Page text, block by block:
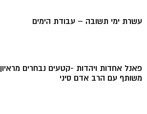
עשרת ימי תשובה – עבודת הימים
פאנל אחדות ויהדות -קטעים נבחרים מראיון
משותף עם הרב אדם סיני